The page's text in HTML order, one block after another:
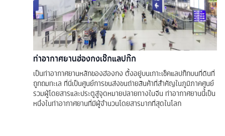
ท่าอากาศยานฮ่องกงเช๊กแลปก๊ก
เป็นท่าอากาศยานหลักของฮ่องกง ตั้งอยู่บนเกาะเช็คแลปก๊กบนที่ดินที่
ถูกถมทะเล ที่นี่เป็นศูนย์การขนส่งขนถ่ายสินค้าที่สำคัญในภูมิภาคศูนย์
รวมผู้โดยสารและประตูสู่จุดหมายปลายทางในจีน ท่าอากาศยานนี้เป็น
หนึ่งในท่าอากาศยานที่มีผู้จำนวนโดยสารมากที่สุดในโลก